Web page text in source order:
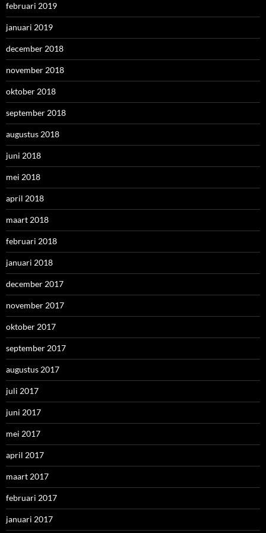
februari 2019
januari 2019
december 2018
november 2018
oktober 2018
september 2018
augustus 2018
juni 2018
mei 2018
april 2018
maart 2018
februari 2018
januari 2018
december 2017
november 2017
oktober 2017
september 2017
augustus 2017
juli 2017
juni 2017
mei 2017
april 2017
maart 2017
februari 2017
januari 2017